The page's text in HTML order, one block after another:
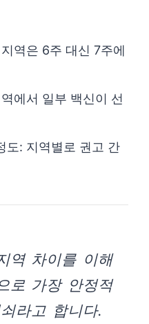
역은 6주 대신 7주에
에서 일부 백신이 선
도: 지역별로 권고 간
역 차이를 이해
로 가장 안정적
라고 합니다.